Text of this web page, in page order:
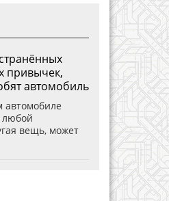
привычек,
автомобиль
автомобиле
любой
вещь, может